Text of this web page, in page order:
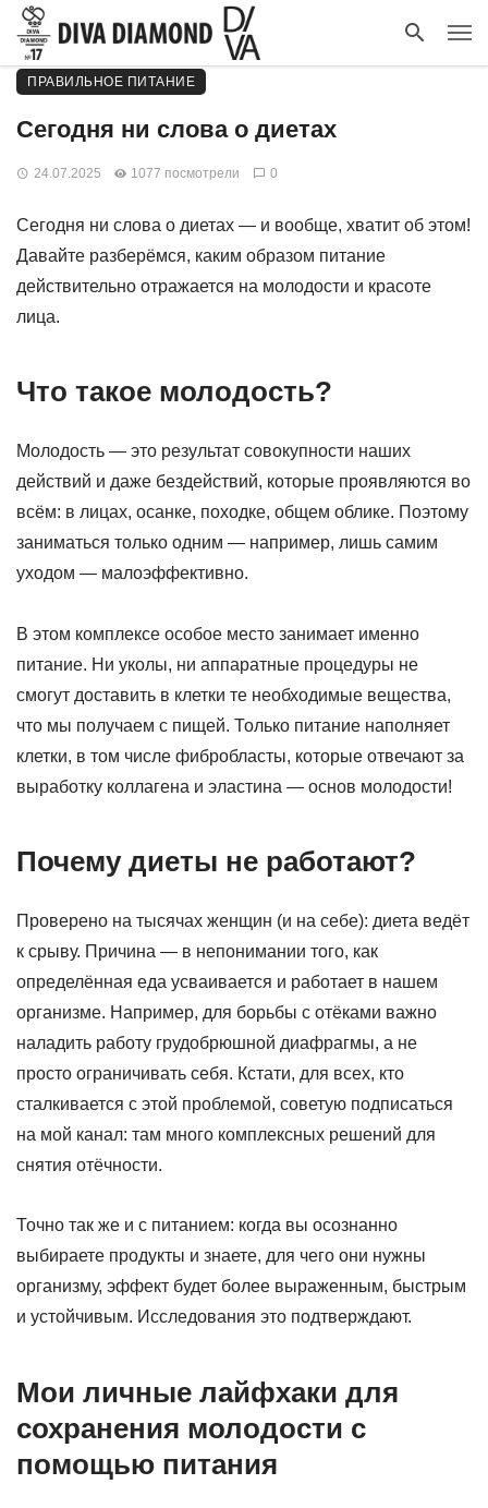
ПРАВИЛЬНОЕ ПИТАНИЕ
Сегодня ни слова о диетах
24.07.2025 1077 посмотрели 0
Сегодня ни слова о диетах — и вообще, хватит об этом!
Давайте разберёмся, каким образом питание
действительно отражается на молодости и красоте
лица.
Что такое молодость?
Молодость — это результат совокупности наших
действий и даже бездействий, которые проявляются во
всём: в лицах, осанке, походке, общем облике. Поэтому
заниматься только одним — например, лишь самим
уходом — малоэффективно.
В этом комплексе особое место занимает именно
питание. Ни уколы, ни аппаратные процедуры не
смогут доставить в клетки те необходимые вещества,
что мы получаем с пищей. Только питание наполняет
клетки, в том числе фибробласты, которые отвечают за
выработку коллагена и эластина — основ молодости!
Почему диеты не работают?
Проверено на тысячах женщин (и на себе): диета ведёт
к срыву. Причина — в непонимании того, как
определённая еда усваивается и работает в нашем
организме. Например, для борьбы с отёками важно
наладить работу грудобрюшной диафрагмы, а не
просто ограничивать себя. Кстати, для всех, кто
сталкивается с этой проблемой, советую подписаться
на мой канал: там много комплексных решений для
снятия отёчности.
Точно так же и с питанием: когда вы осознанно
выбираете продукты и знаете, для чего они нужны
организму, эффект будет более выраженным, быстрым
и устойчивым. Исследования это подтверждают.
Мои личные лайфхаки для
сохранения молодости с
помощью питания